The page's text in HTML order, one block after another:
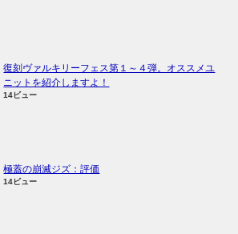
復刻ヴァルキリーフェス第１～４弾。オススメユ
ニットを紹介しますよ！
14ビュー
極蓋の崩滅ジズ：評価
14ビュー